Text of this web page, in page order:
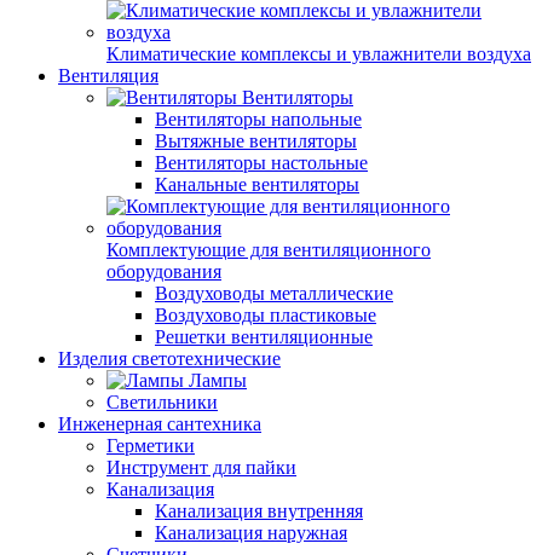
Климатические комплексы и увлажнители воздуха
Вентиляция
Вентиляторы
Вентиляторы напольные
Вытяжные вентиляторы
Вентиляторы настольные
Канальные вентиляторы
Комплектующие для вентиляционного
оборудования
Воздуховоды металлические
Воздуховоды пластиковые
Решетки вентиляционные
Изделия светотехнические
Лампы
Светильники
Инженерная сантехника
Герметики
Инструмент для пайки
Канализация
Канализация внутренняя
Канализация наружная